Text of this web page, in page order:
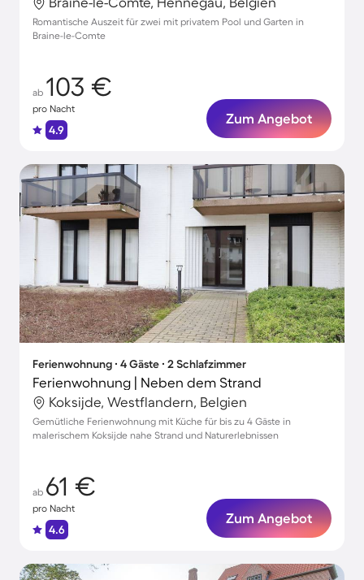
Romantische Auszeit für zwei mit privatem Pool und Garten in
Braine-le-Comte
ab 103 €
pro Nacht
4.9
Zum Angebot
Ferienwohnung ∙ 4 Gäste ∙ 2 Schlafzimmer
Ferienwohnung | Neben dem Strand
Koksijde, Westflandern, Belgien
Gemütliche Ferienwohnung mit Küche für bis zu 4 Gäste in
malerischem Koksijde nahe Strand und Naturerlebnissen
ab 61 €
pro Nacht
4.6
Zum Angebot